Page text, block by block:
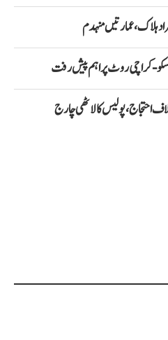
کراچی روٹ پر اہم پیش رفت
احتجاج، پولیس کا لاٹھی چارج